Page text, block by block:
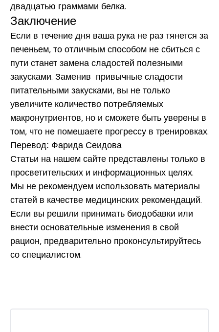
двадцатью граммами белка.
Заключение
Если в течение дня ваша рука не раз тянется за
печеньем, то отличным способом не сбиться с
пути станет замена сладостей полезными
закусками. Заменив привычные сладости
питательными закусками, вы не только
увеличите количество потребляемых
макронутриентов, но и сможете быть уверены в
том, что не помешаете прогрессу в тренировках.
Перевод: Фарида Сеидова
Статьи на нашем сайте представлены только в
просветительских и информационных целях.
Мы не рекомендуем использовать материалы
статей в качестве медицинских рекомендаций.
Если вы решили принимать биодобавки или
внести основательные изменения в свой
рацион, предварительно проконсультируйтесь
со специалистом.